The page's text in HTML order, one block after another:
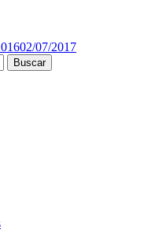
02/07/2017
Buscar